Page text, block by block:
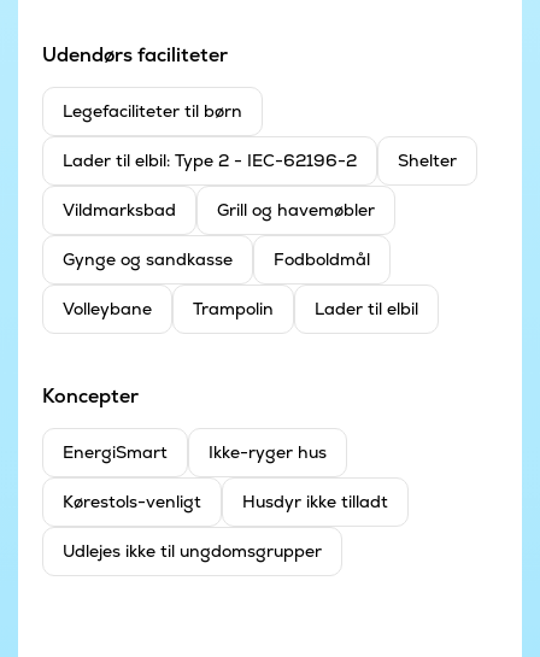
Udendørs faciliteter
Legefaciliteter til børn
Lader til elbil: Type 2 - IEC-62196-2 Shelter
Vildmarksbad Grill og havemøbler
Gynge og sandkasse Fodboldmål
Volleybane Trampolin Lader til elbil
Koncepter
EnergiSmart Ikke-ryger hus
Kørestols-venligt Husdyr ikke tilladt
Udlejes ikke til ungdomsgrupper